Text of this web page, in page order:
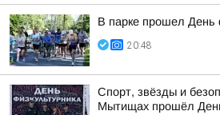
В парке прошел День
20:48
Спорт, звёзды и
Мытищах прошёл